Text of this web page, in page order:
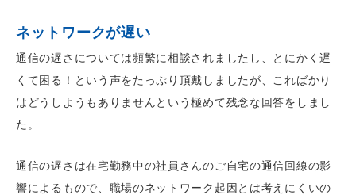
ネットワークが遅い
通信の遅さについては頻繁に相談されましたし、とにかく遅
くて困る！という声をたっぷり頂戴しましたが、こればかり
はどうしようもありませんという極めて残念な回答をしまし
た。
通信の遅さは在宅勤務中の社員さんのご自宅の通信回線の影
響によるもので、職場のネットワーク起因とは考えにくいの